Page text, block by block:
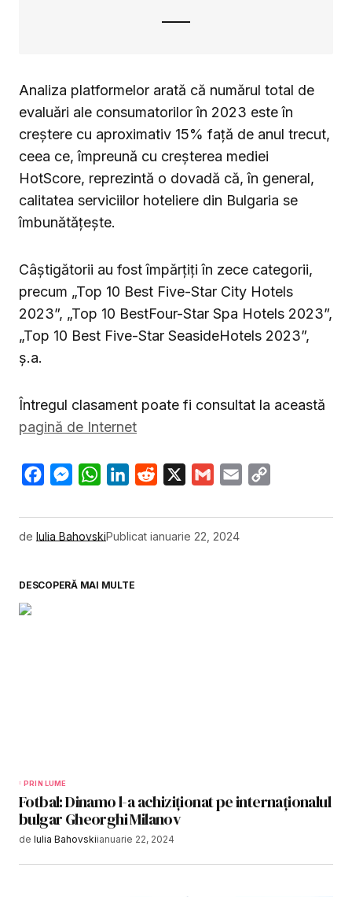
Analiza platformelor arată că numărul total de
evaluări ale consumatorilor în 2023 este în
creștere cu aproximativ 15% față de anul trecut,
ceea ce, împreună cu creșterea mediei
HotScore, reprezintă o dovadă că, în general,
calitatea serviciilor hoteliere din Bulgaria se
îmbunătățește.
Câștigătorii au fost împărțiți în zece categorii,
precum „Top 10 Best Five-Star City Hotels
2023”, „Top 10 BestFour-Star Spa Hotels 2023”,
„Top 10 Best Five-Star SeasideHotels 2023”,
ș.a.
Întregul clasament poate fi consultat la această
pagină de Internet
FacebookMessenger
WhatsAppLinkedIn
Reddit Gmail Email
de Iulia BahovskiPublicat ianuarie 22, 2024
DESCOPERĂ MAI MULTE
PRIN LUME
Fotbal: Dinamo l-a achiziționat pe internaționalul
bulgar Gheorghi Milanov
de Iulia Bahovskiianuarie 22, 2024